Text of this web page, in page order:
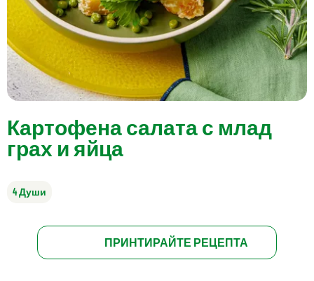
Картофена салата с млад
грах и яйца
4 Души
ПРИНТИРАЙТЕ РЕЦЕПТА